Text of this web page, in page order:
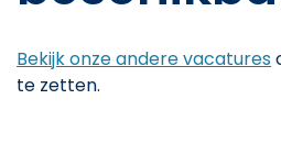
Bekijk onze andere vacatures
te zetten.